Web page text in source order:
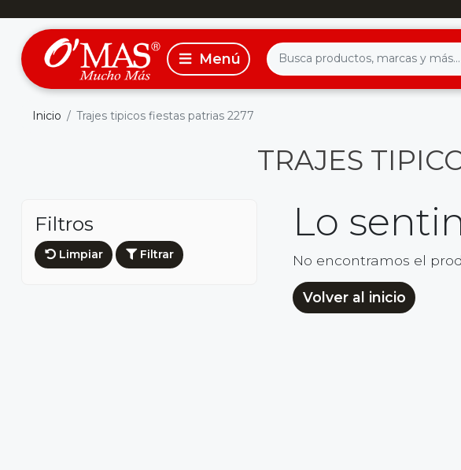
Inicio Trajes tipicos fiestas patrias 2277
TRAJES
Filtros
Limpiar Filtrar
Lo
No encontramos el
Volver al inicio